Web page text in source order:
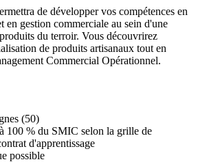
de développer vos compétences en
en gestion commerciale au sein d'une
du terroir. Vous découvrirez
de produits artisanaux tout en
Commercial Opérationnel.
(50)
100 % du SMIC selon la grille de
d'apprentissage
possible